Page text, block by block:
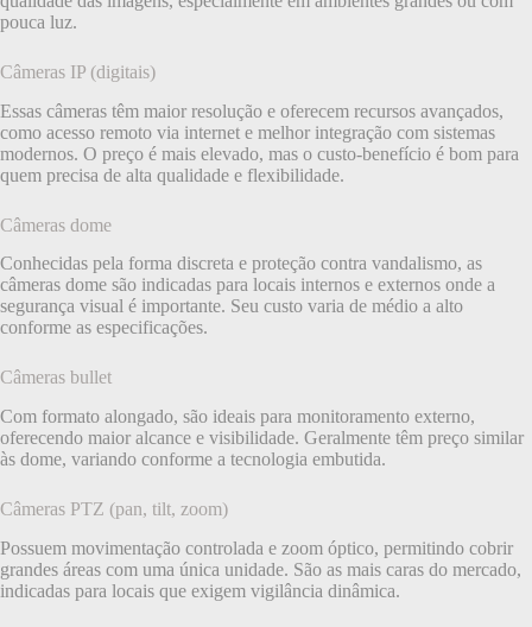
pouca luz.
Câmeras IP (digitais)
Essas câmeras têm maior resolução e oferecem recursos avançados,
como acesso remoto via internet e melhor integração com sistemas
modernos. O preço é mais elevado, mas o custo-benefício é bom para
quem precisa de alta qualidade e flexibilidade.
Câmeras dome
Conhecidas pela forma discreta e proteção contra vandalismo, as
câmeras dome são indicadas para locais internos e externos onde a
segurança visual é importante. Seu custo varia de médio a alto
conforme as especificações.
Câmeras bullet
Com formato alongado, são ideais para monitoramento externo,
oferecendo maior alcance e visibilidade. Geralmente têm preço similar
às dome, variando conforme a tecnologia embutida.
Câmeras PTZ (pan, tilt, zoom)
Possuem movimentação controlada e zoom óptico, permitindo cobrir
grandes áreas com uma única unidade. São as mais caras do mercado,
indicadas para locais que exigem vigilância dinâmica.